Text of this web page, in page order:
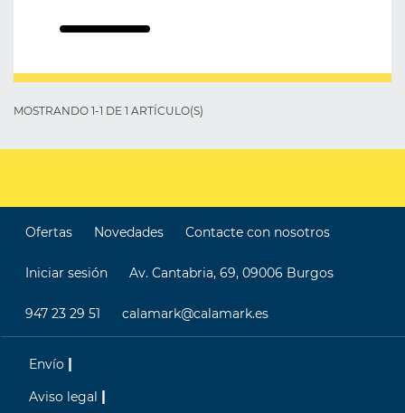
MOSTRANDO 1-1 DE 1 ARTÍCULO(S)
Ofertas Novedades Contacte con nosotros
Iniciar sesión Av. Cantabria, 69, 09006 Burgos
947 23 29 51 calamark@calamark.es
Envío
Aviso legal